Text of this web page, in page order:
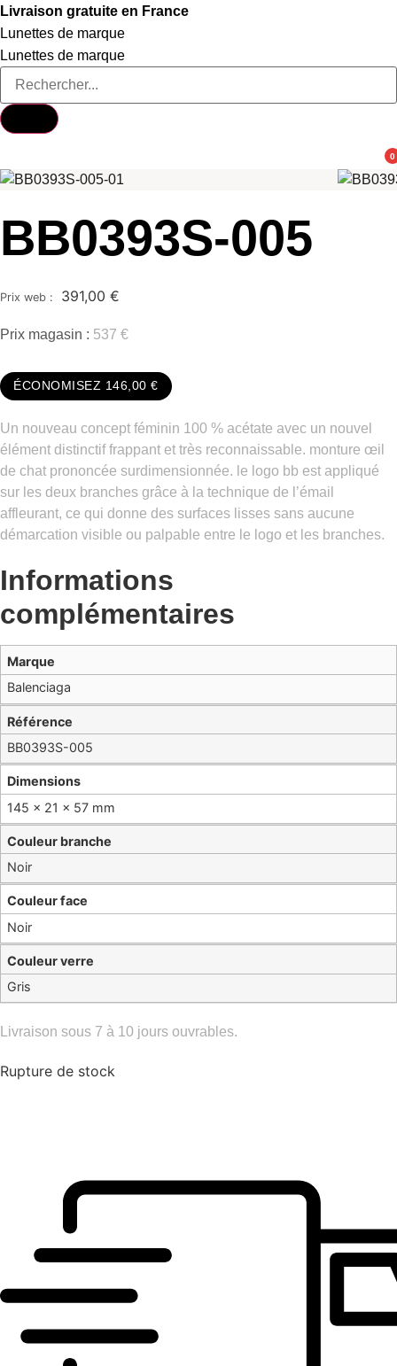
Aller
au
contenu
Livraison gratuite en France
Lunettes de marque
Lunettes de marque
0
BB0393S-005
391,00 €
Prix magasin : 537 €
ÉCONOMISEZ 146,00 €
Un nouveau concept féminin 100 % acétate avec un nouvel
élément distinctif frappant et très reconnaissable. monture œil
de chat prononcée surdimensionnée. le logo bb est appliqué
sur les deux branches grâce à la technique de l’émail
affleurant, ce qui donne des surfaces lisses sans aucune
démarcation visible ou palpable entre le logo et les branches.
Informations
complémentaires
Référence
BB0393S-005
Dimensions
145 × 21 × 57 mm
Couleur branche
Noir
Couleur face
Noir
Couleur verre
Gris
Marque
Balenciaga
Livraison sous 7 à 10 jours ouvrables.
Rupture de stock